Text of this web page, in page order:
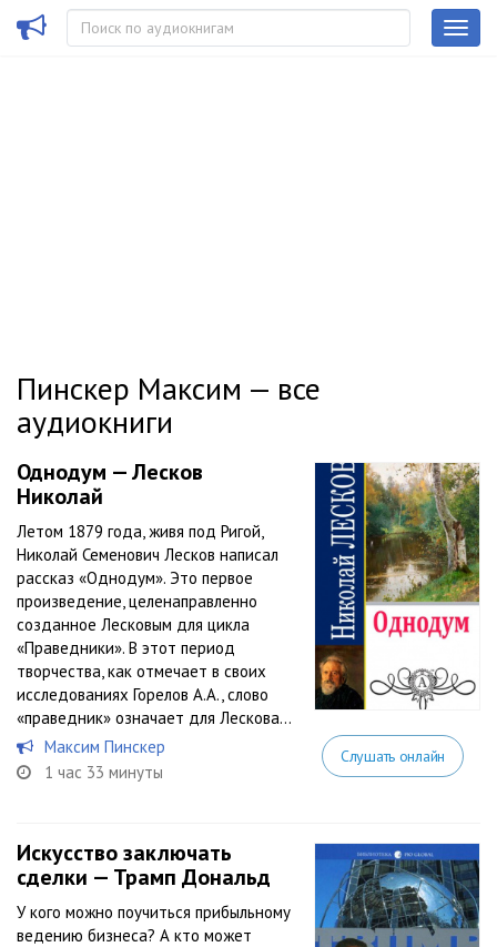
Пинскер Максим — все
аудиокниги
Однодум — Лесков
Николай
Летом 1879 года, живя под Ригой,
Николай Семенович Лесков написал
рассказ «Однодум». Это первое
произведение, целенаправленно
созданное Лесковым для цикла
«Праведники». В этот период
творчества, как отмечает в своих
исследованиях Горелов А.А., слово
«праведник» означает для Лескова...
Максим Пинскер
1 час 33 минуты
Слушать онлайн
Искусство заключать
сделки — Трамп Дональд
У кого можно поучиться прибыльному
ведению бизнеса? А кто может